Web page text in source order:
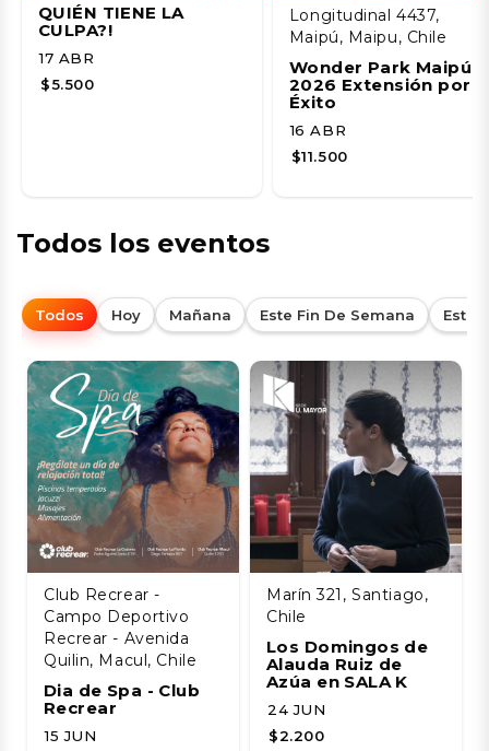
QUIÉN TIENE LA
CULPA?!
17 ABR
$5.500
Longitudinal 4437,
Maipú, Maipu, Chile
Wonder Park Maipú
2026 Extensión por
Éxito
16 ABR
$11.500
Todos los eventos
Todos Hoy Mañana Este Fin De Semana Esta
Club Recrear -
Campo Deportivo
Recrear - Avenida
Quilin, Macul, Chile
Dia de Spa - Club
Recrear
15 JUN
Marín 321, Santiago,
Chile
Los Domingos de
Alauda Ruiz de
Azúa en SALA K
24 JUN
$2.200